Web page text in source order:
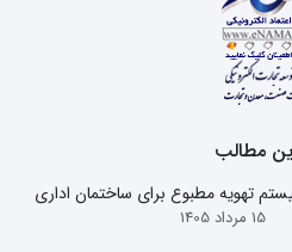
مطالب
تهویه مطبوع برای ساختمان اداری
15 مرداد 1405